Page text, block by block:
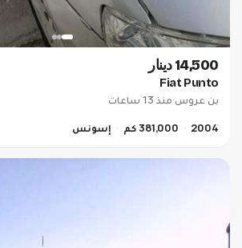
14,500 دينار
Fiat Punto
بن عروس·منذ 13 ساعات
2004
381,000 كم إسونس